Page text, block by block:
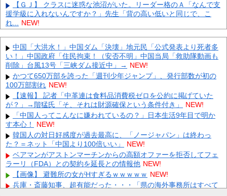
【ＧＪ】 クラスに迷惑な池沼がいた。リーダー格のＡ「なんで支
援学級に入れないんですか？」先生「背の高い低いと同じで、こ
れ... NEW!
義兄嫁が自宅をサロンにして姪を毎日ウトメへ預ける生活に。数
年後、そのツケが一気に回ってきて… NEW!
【画像】小6豊島心桜ちゃんのおっ●いデカ過ぎww手で支えたい
奴、急げｗｗｗｗ 他
NEW!
熊本出身の島津亜矢「不謹慎じゃないかと…」水6480本の物資輸
送も悩み吐露「わざわざお知らせすることではないですが、気
に... NEW!
【ホロライブ】ホロドリ早くもイベント第二弾を発表！！本日18
時に詳細公開 他 NEW!
【悲報】スプラトゥーンさん、もうリズム天国にアマゾンランキ
ングで敗北wwwwwwwww 他 NEW!
悠仁様、PayPayユーザーｗｗｗｗ 他 NEW!
【速報】 NHKの性被害問題、性加害した番組出演者が衝撃告白！
NEW!
兄嫁「正月に帰るから、ゲームと、いいお肉と酒と、お風呂グッ
ズの準備しとけよ」寝起きの私「知るかボケ」兄嫁「キィィィィ
中国「大洪水！」中国ダム「決壊」地元民「公式発表より死者多
い！」中国政府「住民拘束！（安否不明」中国当局「救助隊動画も
削除」台風13号「三峡ダム接近中」→ NEW!
かつて650万部を誇った「週刊少年ジャンプ」、発行部数が初の
100万部割れ NEW!
【速報】 記者「中革連は食料品消費税ゼロを公約に掲げていた
が？」→階猛氏「そ、それは財源確保という条件付き」
NEW!
「中国人ってこんなに嫌われているの？」日本生活9年目で明か
す本心！
NEW!
韓国人の対日好感度が過去最高に、「ノージャパン」は終わっ
た？＝ネット「中国より100倍いい」
NEW!
ベアマンがアストンマーチンからの高額オファーを拒否してフェ
ラーリ（FDA）との契約を延長との情報他 NEW!
【画像】 避難所の女がHすぎるｗｗｗｗｗ NEW!
兵庫・斎藤知事、超有能だった・・・「県の海外事務所はすべて